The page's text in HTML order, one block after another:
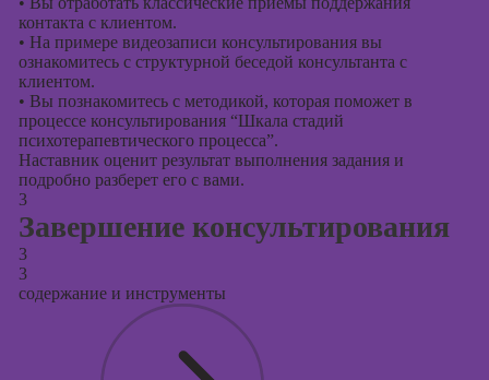
контакта с клиентом.
• На примере видеозаписи консультирования вы
ознакомитесь с структурной беседой консультанта с
клиентом.
• Вы познакомитесь с методикой, которая поможет в
процессе консультирования “Шкала стадий
психотерапевтического процесса”.
Наставник оценит результат выполнения задания и
подробно разберет его с вами.
3
Завершение консультирования
3
3
содержание и инструменты